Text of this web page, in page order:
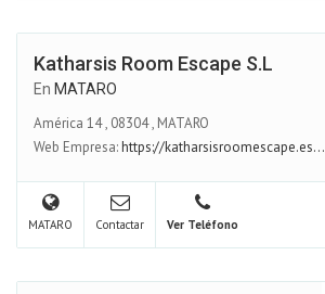
Katharsis Room Escape S.L
En MATARO
América 14, 08304, MATARO
Web Empresa:https://katharsisroomescape.es...
MATARO Contactar Ver Teléfono